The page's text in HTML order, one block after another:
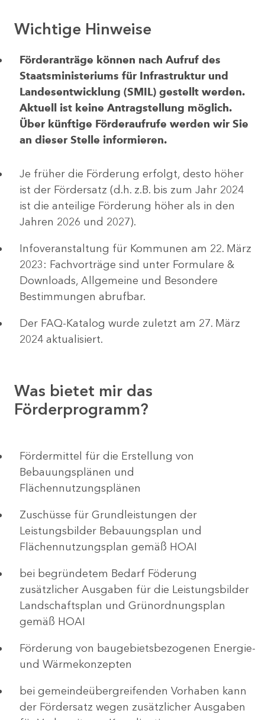
Wichtige Hinweise
Förderanträge können nach Aufruf des
Staatsministeriums für Infrastruktur und
Landesentwicklung (SMIL) gestellt werden.
Aktuell ist keine Antragstellung möglich.
Über künftige Förderaufrufe werden wir Sie
an dieser Stelle informieren.
Je früher die Förderung erfolgt, desto höher
ist der Fördersatz (d.h. z.B. bis zum Jahr 2024
ist die anteilige Förderung höher als in den
Jahren 2026 und 2027).
Infoveranstaltung für Kommunen am 22. März
2023: Fachvorträge sind unter Formulare &
Downloads, Allgemeine und Besondere
Bestimmungen abrufbar.
Der FAQ-Katalog wurde zuletzt am 27. März
2024 aktualisiert.
Was bietet mir das
Förderprogramm?
Fördermittel für die Erstellung von
Bebauungsplänen und
Flächennutzungsplänen
Zuschüsse für Grundleistungen der
Leistungsbilder Bebauungsplan und
Flächennutzungsplan gemäß HOAI
bei begründetem Bedarf Föderung
zusätzlicher Ausgaben für die Leistungsbilder
Landschaftsplan und Grünordnungsplan
gemäß HOAI
Förderung von baugebietsbezogenen Energie-
und Wärmekonzepten
bei gemeindeübergreifenden Vorhaben kann
der Fördersatz wegen zusätzlicher Ausgaben